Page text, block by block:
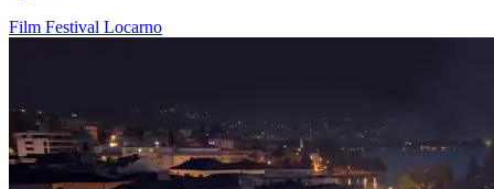
Film Festival Locarno